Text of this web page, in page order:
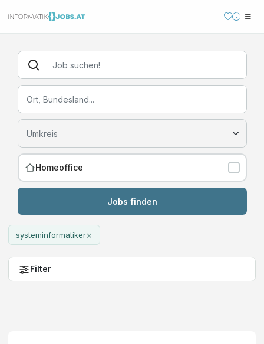
Homeoffice
Jobs finden
systeminformatiker×
Filter